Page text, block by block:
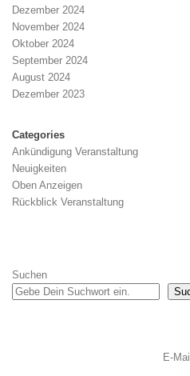
Dezember 2024
November 2024
Oktober 2024
September 2024
August 2024
Dezember 2023
Categories
Ankündigung Veranstaltung
Neuigkeiten
Oben Anzeigen
Rückblick Veranstaltung
Suchen
E-